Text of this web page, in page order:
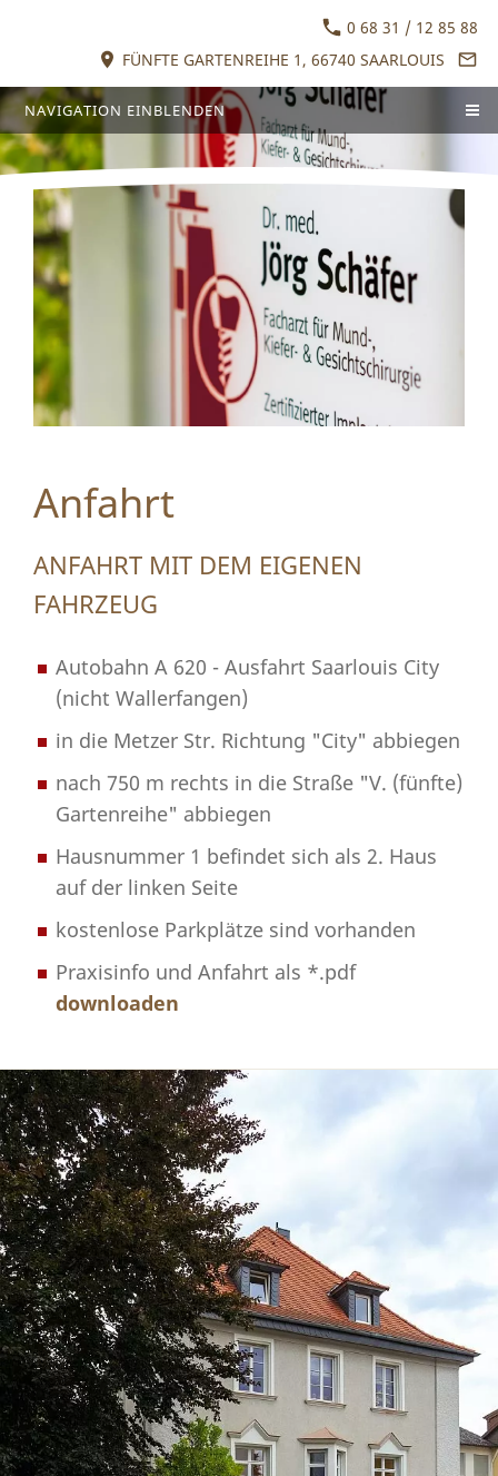
0 68 31 / 12 85 88
FÜNFTE GARTENREIHE 1, 66740 SAARLOUIS
NAVIGATION EINBLENDEN
Anfahrt
ANFAHRT MIT DEM EIGENEN
FAHRZEUG
Autobahn A 620 - Ausfahrt Saarlouis City
(nicht Wallerfangen)
in die Metzer Str. Richtung "City" abbiegen
nach 750 m rechts in die Straße "V. (fünfte)
Gartenreihe" abbiegen
Hausnummer 1 befindet sich als 2. Haus
auf der linken Seite
kostenlose Parkplätze sind vorhanden
Praxisinfo und Anfahrt als *.pdf
downloaden